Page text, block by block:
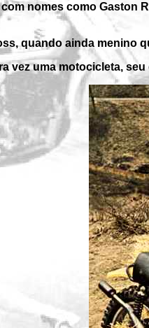
nomes como Gaston
quando ainda menino
vez uma motocicleta,